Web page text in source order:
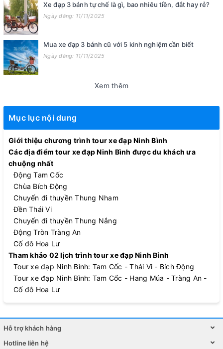
Xe đạp 3 bánh tự chế là gì, bao nhiêu tiền, đắt hay rẻ?
Ngày đăng: 11/11/2025
Mua xe đạp 3 bánh cũ với 5 kinh nghiệm cần biết
Ngày đăng: 11/11/2025
Xem thêm
Mục lục nội dung
Giới thiệu chương trình tour xe đạp Ninh Bình
Các địa điểm tour xe đạp Ninh Bình được du khách ưa
chuộng nhất
Động Tam Cốc
Chùa Bích Động
Chuyến đi thuyền Thung Nham
Đền Thái Vi
Chuyến đi thuyền Thung Nắng
Động Tròn Tràng An
Cố đô Hoa Lư
Tham khảo 02 lịch trình tour xe đạp Ninh Bình
Tour xe đạp Ninh Bình: Tam Cốc - Thái Vi - Bích Động
Tour xe đạp Ninh Bình: Tam Cốc - Hang Múa - Tràng An -
Cố đô Hoa Lư
Hỗ trợ khách hàng
Hotline liên hệ